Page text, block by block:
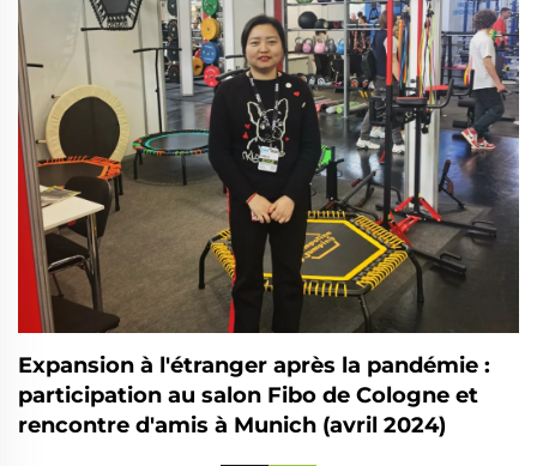
Expansion à l'étranger après la pandémie :
participation au salon Fibo de Cologne et
rencontre d'amis à Munich (avril 2024)